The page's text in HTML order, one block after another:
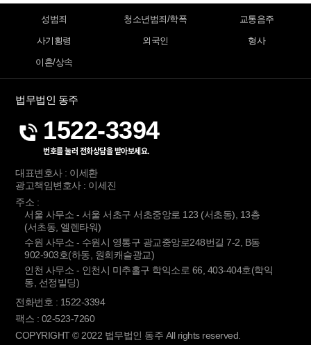
성범죄 청소년범죄/학폭 교통음주
사기횡령 외국인 형사
이혼/상속
법무법인 동주
1522-3394
번호를 눌러 전화상담을 받아보세요.
대표변호사 : 이세환
광고책임변호사 : 이세진
주소 :
서울 사무소 - 서울 서초구 서초중앙로 123 (서초동), 13층
(서초동, 엘렌타워)
수원 사무소 - 수원시 영통구 광교중앙로248번길 7-2, B동
902-903호(하동, 원희캐슬광교)
인천 사무소 - 인천시 미추홀구 학익소로 66, 403-404호(학익
동, 선정빌딩)
전화번호 : 1522-3394
팩스 : 02-523-7260
COPYRIGHT © 2022 법무법인 동주 All rights reserved.